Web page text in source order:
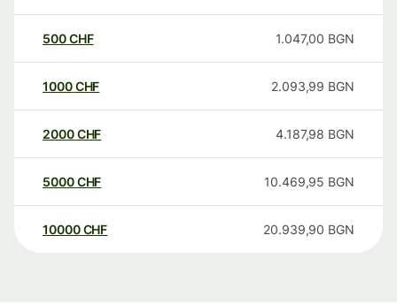
500CHF 1.047,00 BGN
1000CHF 2.093,99 BGN
2000CHF 4.187,98 BGN
5000CHF 10.469,95 BGN
10000 CHF 20.939,90 BGN